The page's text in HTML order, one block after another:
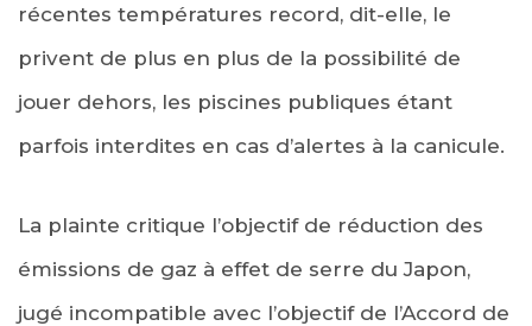
récentes températures record, dit-elle, le
privent de plus en plus de la possibilité de
jouer dehors, les piscines publiques étant
parfois interdites en cas d’alertes à la canicule.
La plainte critique l’objectif de réduction des
émissions de gaz à effet de serre du Japon,
jugé incompatible avec l’objectif de l’Accord de